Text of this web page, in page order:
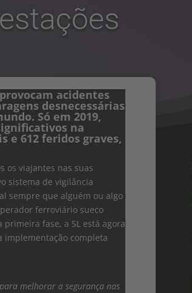
estações
acidentes
desnecessárias
Só em 2019,
na
e 612 feridos graves,
os viajantes nas suas
sistema de vigilância
sempre que alguém ou algo
ferroviário sueco
fase, a SL está agora
implementação completa
melhorar a segurança nas